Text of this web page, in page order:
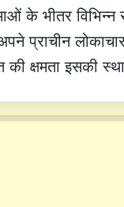
के भीतर
प्राचीन
क्षमता इसकी